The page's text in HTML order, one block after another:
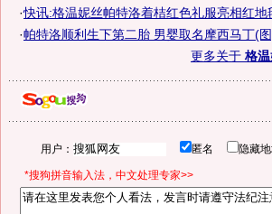
·快讯:格温妮丝帕特洛着桔红色礼服亮相红地
·帕特洛顺利生下第二胎 男婴取名摩西马丁(
更多关于 格
用户： 匿名 隐藏
*搜狗拼音输入法，中文处理专家>>